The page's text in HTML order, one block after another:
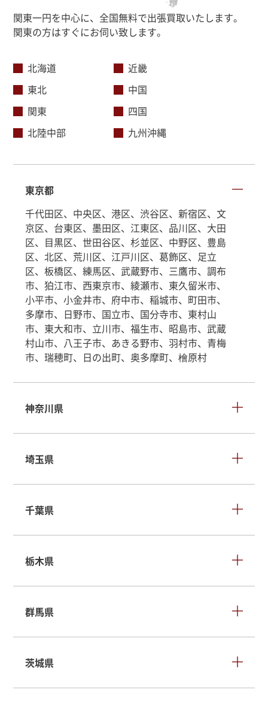
関東一円を中心に、全国無料で出張買取いたします。
関東の方はすぐにお伺い致します。
北海道
東北
関東
北陸中部
近畿
中国
四国
九州沖縄
東京都
千代田区、中央区、港区、渋谷区、新宿区、文
京区、台東区、墨田区、江東区、品川区、大田
区、目黒区、世田谷区、杉並区、中野区、豊島
区、北区、荒川区、江戸川区、葛飾区、足立
区、板橋区、練馬区、武蔵野市、三鷹市、調布
市、狛江市、西東京市、綾瀬市、東久留米市、
小平市、小金井市、府中市、稲城市、町田市、
多摩市、日野市、国立市、国分寺市、東村山
市、東大和市、立川市、福生市、昭島市、武蔵
村山市、八王子市、あきる野市、羽村市、青梅
市、瑞穂町、日の出町、奥多摩町、檜原村
神奈川県
埼玉県
千葉県
栃木県
群馬県
茨城県